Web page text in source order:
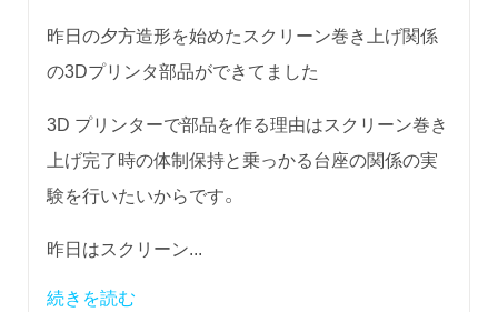
昨日の夕方造形を始めたスクリーン巻き上げ関係
の3Dプリンタ部品ができてました
3D プリンターで部品を作る理由はスクリーン巻き
上げ完了時の体制保持と乗っかる台座の関係の実
験を行いたいからです。
昨日はスクリーン...
続きを読む